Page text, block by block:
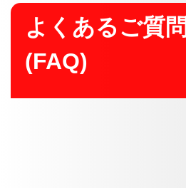
よくあるご質問
(FAQ)